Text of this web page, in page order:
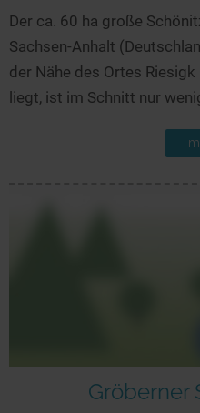
Der ca. 60 ha große
Sachsen-Anhalt
der Nähe des Ortes
liegt, ist im Schnitt nur
Gröberner